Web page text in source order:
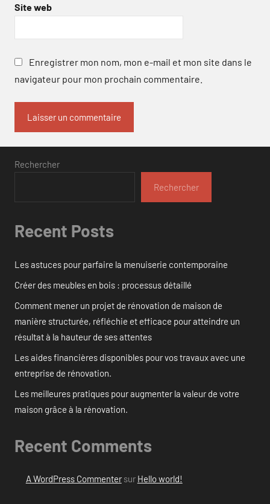
Site web
Enregistrer mon nom, mon e-mail et mon site dans le
navigateur pour mon prochain commentaire.
Rechercher
Rechercher
Recent Posts
Les astuces pour parfaire la menuiserie contemporaine
Créer des meubles en bois : processus détaillé
Comment mener un projet de rénovation de maison de
manière structurée, réfléchie et efficace pour atteindre un
résultat à la hauteur de ses attentes
Les aides financières disponibles pour vos travaux avec une
entreprise de rénovation.
Les meilleures pratiques pour augmenter la valeur de votre
maison grâce à la rénovation.
Recent Comments
A WordPress Commentersur Hello world!